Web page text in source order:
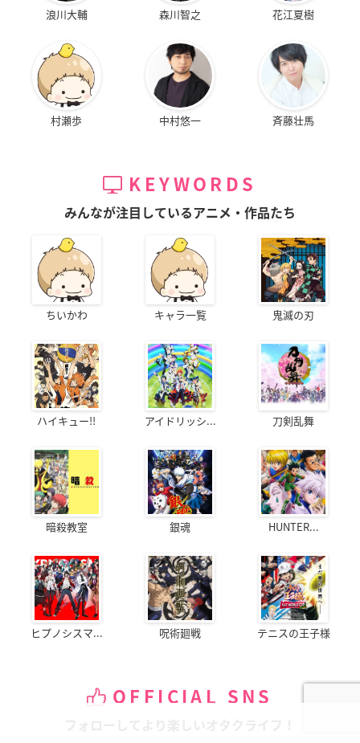
浪川大輔 森川智之 花江夏樹
村瀬歩 中村悠一 斉藤壮馬
KEYWORDS
みんなが注目しているアニメ・作品たち
ちいかわ キャラ一覧 鬼滅の刃
ハイキュー!! アイドリッシ... 刀剣乱舞
暗殺教室 銀魂 HUNTER...
ヒプノシスマ... 呪術廻戦 テニスの王子様
OFFICIAL SNS